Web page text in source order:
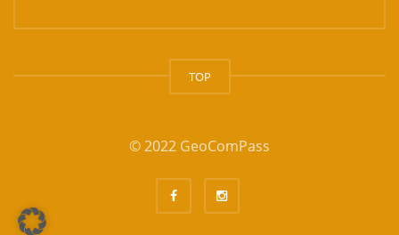
TOP
© 2022 GeoComPass